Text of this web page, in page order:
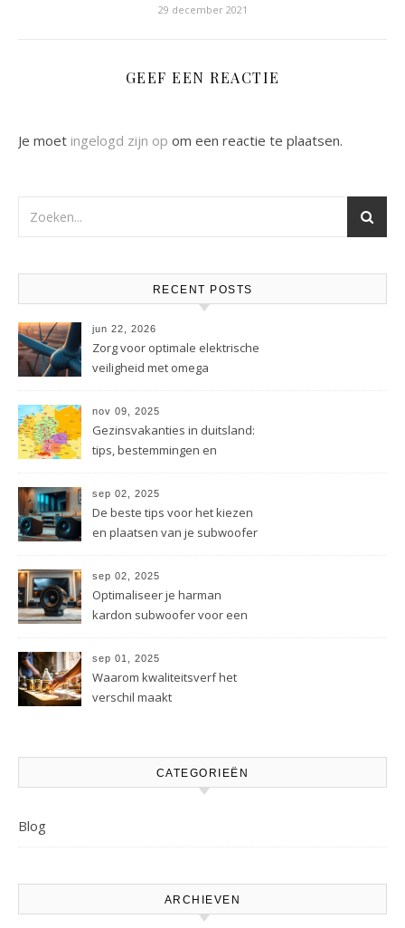
29 december 2021
GEEF EEN REACTIE
Je moet ingelogd zijn op om een reactie te plaatsen.
RECENT POSTS
jun 22, 2026
Zorg voor optimale elektrische
veiligheid met omega
nov 09, 2025
Gezinsvakanties in duitsland:
tips, bestemmingen en
sep 02, 2025
De beste tips voor het kiezen
en plaatsen van je subwoofer
sep 02, 2025
Optimaliseer je harman
kardon subwoofer voor een
sep 01, 2025
Waarom kwaliteitsverf het
verschil maakt
CATEGORIEËN
Blog
ARCHIEVEN